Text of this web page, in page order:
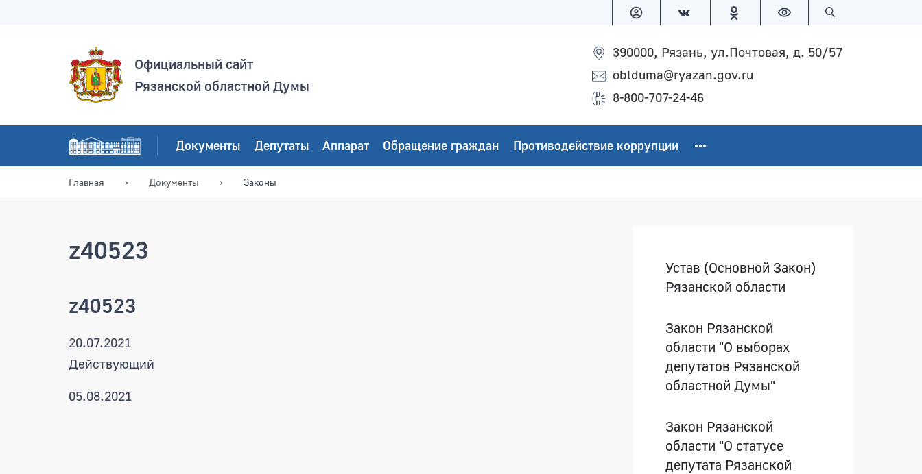
Версия для слабовидящих
Официальный сайт
Рязанской областной Думы
390000, Рязань, ул.Почтовая, д. 50/57
oblduma@ryazan.gov.ru
8-800-707-24-46
Документы Депутаты Аппарат Обращение граждан Противодействие коррупции
Главная Документы Законы
z40523
z40523
20.07.2021
Действующий
05.08.2021
Устав (Основной Закон)
Рязанской области
Закон Рязанской
области "О выборах
депутатов Рязанской
областной Думы"
Закон Рязанской
области "О статусе
депутата Рязанской